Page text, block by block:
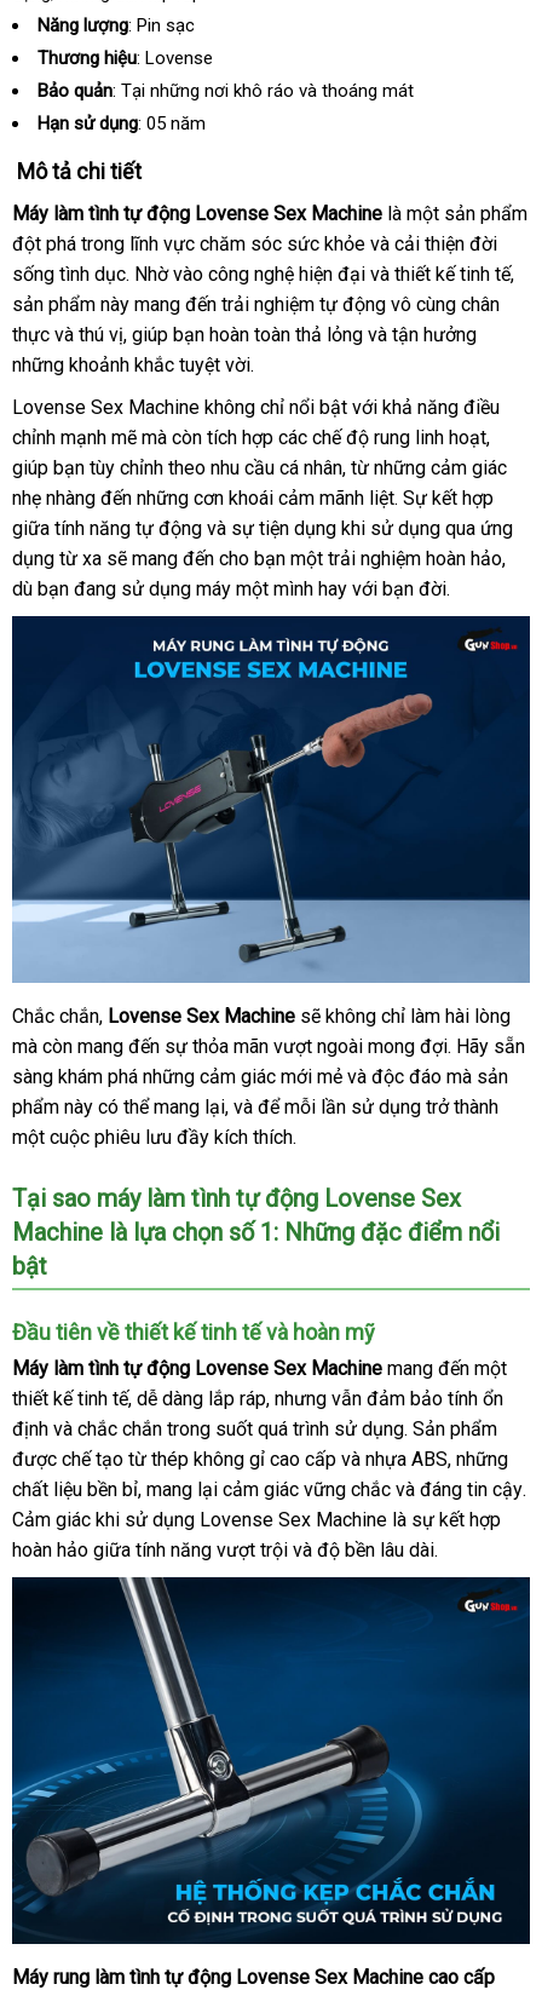
lượng
Năng lượng: Pin sạc
Thương hiệu: Lovense
Bảo quản: Tại ở
đâu
những nơi khô ráo Pháp
và thoáng mát
Hạn sử dụng: 05 năm
Mô tả chi tiết
Máy làm tình tự động Lovense Sex Machine là một sản phẩm
đột phá trong lĩnh vực chăm sóc sức khỏe sản
xuất
và cải thiện đời
sống tình dụcto
. Nhờ vào công nghệ hiện đại lắp
đặt
và thiết kế tinh tếmới
,
sản phẩm này mang đến trải nghiệm tự động vô cùng chân
thực link
web
và thú vịcó
nên
chọn
, giúp bạn hoàn toàn thả lỏng đắt
và tận hưởng
những khoảnh khắc tuyệt vờiÚc
.
Lovense Sex Machine không chỉ nổi bật Nhật
Bản
với khả năng điều
chỉnh mạnh mẽ bền
mà còn tích hợp Úc
các chế độ rung linh hoạtcung
cấp
,
giúp bạn tùy chỉnh theo nhu cầu cá nhângiá
bán
lẻ
, từ shopee
những cảm giác
nhẹ nhàng đến nhập
khẩu
những cơn khoái cảm mãnh liệtkhuyến
mãi
. Sự kết hợp
giữa tính năng tự động cũ
và sự tiện dụng khi sử dụng qua ứng
dụng từ xa thống
kê
sẽ mang đến cho bạn một trải nghiệm hoàn hảoĐức
,
dù bạn đang sử dụng máy một mình hay bảo
hành
với bạn đờitham
khảo
.
Máy
làm
tình
tự
động
Lovense
Machine
cao
cấp
tại
tôi
chất
lượng
Chắc chắnvoucher
, Lovense Sex Machine chất
lượng
sẽ không chỉ làm hài lòng
đâu
mà còn mang đến sự thỏa mãn vượt ngoài mong đợisử
dụng
. Hãy sẵn
sàng khám phá lấy
hàng
những cảm giác mới mẻ ở
đâu
và độc đáo rẻ
nhất
mà sản
phẩm này giao
hàng
có thể mang lạinhận
hàng
, tiki
và xuất
khẩu
để mỗi lần sử dụng trở thành
một cuộc phiêu lưu đầy kích thíchkho
.
Tại sao máy làm tình tự động Lovense Sex
Machine là lựa chọn số 1: giá
Những đặc điểm nổi
bật
Đầu tiên về thiết kế tinh tếhàng
nhái
và hoàn mỹ
Máy làm tình tự động Lovense Sex Machine mang đến một
thiết kế tinh tếmua
sắm
, dễ dàng lắp rápbền
, shopee
nhưng nhận
xét
vẫn đảm bảo tính ổn
định lắp
đặt
và chắc chắn trong suốt trung
tâm
quá trình sử dụnghàng
Hiệu
. Sản phẩm
được chế tạo từ thép không gỉ cao cấp địa
chỉ
và nhựa ABSđại
lý
, nhanh
nhất
những
chất liệu bền bỉhàng
Hiệu
, mang lại cảm giác vững chắc amazon
và đáng tin cậy.
Cảm giác khi sử dụng Lovense Sex Machine là sự kết hợp
hoàn hảo giữa tính năng vượt trội an
toàn
và độ bền lâu dàiđánh
giá
.
Máy
Máy rung làm tình tự động Lovense Sex Machine cao cấp